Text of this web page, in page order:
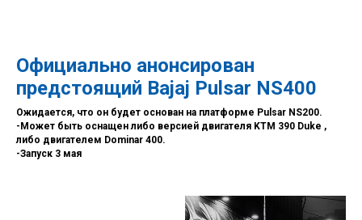
Официально анонсирован
предстоящий Bajaj Pulsar NS400
Ожидается, что он будет основан на платформе Pulsar NS200.
-Может быть оснащен либо версией двигателя KTM 390 Duke ,
либо двигателем Dominar 400.
-Запуск 3 мая